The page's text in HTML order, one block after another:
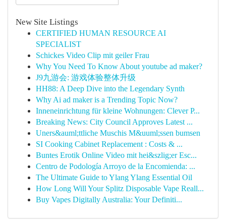
New Site Listings
CERTIFIED HUMAN RESOURCE AI
SPECIALIST
Schickes Video Clip mit geiler Frau
Why You Need To Know About youtube ad maker?
J9九游会: 游戏体验整体升级
HH88: A Deep Dive into the Legendary Synth
Why Ai ad maker is a Trending Topic Now?
Inneneinrichtung für kleine Wohnungen: Clever P...
Breaking News: City Council Approves Latest ...
Uners&auml;ttliche Muschis M&uuml;ssen bumsen
SI Cooking Cabinet Replacement : Costs & ...
Buntes Erotik Online Video mit hei&szlig;er Esc...
Centro de Podología Arroyo de la Encomienda: ...
The Ultimate Guide to Ylang Ylang Essential Oil
How Long Will Your Splitz Disposable Vape Reall...
Buy Vapes Digitally Australia: Your Definiti...